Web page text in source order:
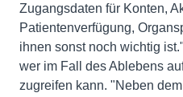
Zugangsdaten für Konten,
Patientenverfügung,
ihnen sonst noch wichtig
wer im Fall des Ablebens
zugreifen kann. "Neben